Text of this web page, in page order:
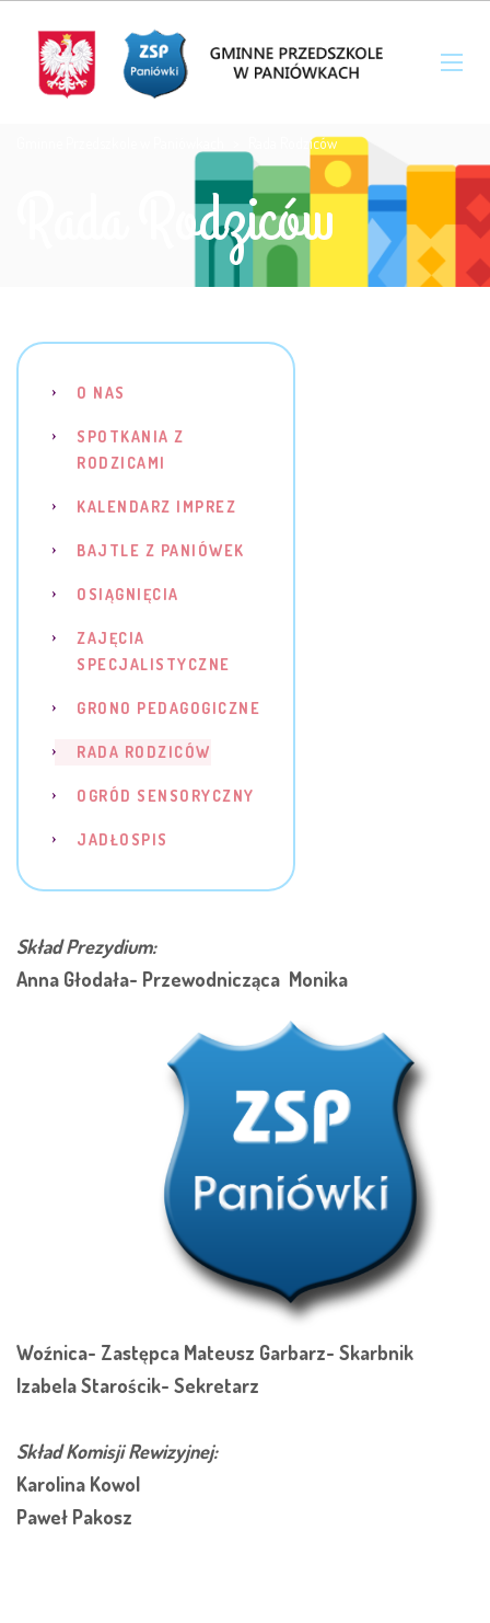
Rada Rodziców
Rada Rodziców
O NAS
SPOTKANIA Z
RODZICAMI
KALENDARZ IMPREZ
BAJTLE Z PANIÓWEK
OSIĄGNIĘCIA
ZAJĘCIA
SPECJALISTYCZNE
GRONO PEDAGOGICZNE
RADA RODZICÓW
OGRÓD SENSORYCZNY
JADŁOSPIS
Skład Prezydium:
Anna Głodała- Przewodnicząca Monika
Woźnica- Zastępca Mateusz Garbarz- Skarbnik
Izabela Starościk- Sekretarz
Skład Komisji Rewizyjnej:
Karolina Kowol
Paweł Pakosz